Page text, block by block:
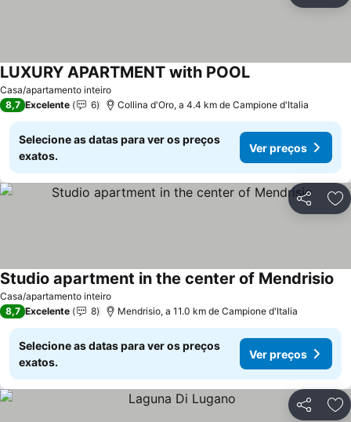
Casa/apartamento inteiro
LUXURY APARTMENT with POOL
8,7 Excelente 6 Collina d'Oro, a 4.4 km de Campione d'Italia
Selecione as datas para ver os preços
exatos.
Ver preços
Partilhar
Casa/apartamento inteiro
Studio apartment in the center of Mendrisio
8,7 Excelente 8 Mendrisio, a 11.0 km de Campione d'Italia
Selecione as datas para ver os preços
exatos.
Ver preços
Partilhar